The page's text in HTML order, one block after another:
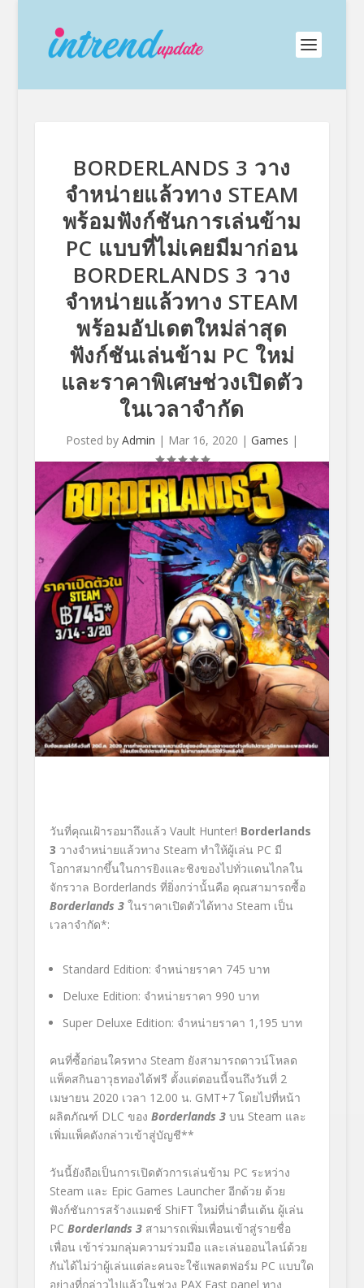
BORDERLANDS 3 วาง
จำหน่ายแล้วทาง STEAM
พร้อมฟังก์ชันการเล่นข้าม
PC แบบที่ไม่เคยมีมาก่อน
BORDERLANDS 3 วาง
จำหน่ายแล้วทาง STEAM
พร้อมอัปเดตใหม่ล่าสุด
ฟังก์ชันเล่นข้าม PC ใหม่
และราคาพิเศษช่วงเปิดตัว
ในเวลาจำกัด
Posted by Admin | Mar 16, 2020 | Games |
วันที่คุณเฝ้ารอมาถึงแล้ว Vault Hunter! Borderlands
3 วางจำหน่ายแล้วทาง Steam ทำให้ผู้เล่น PC มี
โอกาสมากขึ้นในการยิงและชิงของไปทั่วแดนไกลใน
จักรวาล Borderlands ที่ยิ่งกว่านั้นคือ คุณสามารถซื้อ
Borderlands 3ในราคาเปิดตัวได้ทาง Steam เป็น
เวลาจำกัด*:
Standard Edition: จำหน่ายราคา 745 บาท
Deluxe Edition: จำหน่ายราคา 990 บาท
Super Deluxe Edition: จำหน่ายราคา 1,195 บาท
คนที่ซื้อก่อนใครทาง Steam ยังสามารถดาวน์โหลด
แพ็คสกินอาวุธทองได้ฟรี ตั้งแต่ตอนนี้จนถึงวันที่ 2
เมษายน 2020 เวลา 12.00 น. GMT+7 โดยไปที่หน้า
ผลิตภัณฑ์ DLC ของ Borderlands 3 บน Steam และ
เพิ่มแพ็คดังกล่าวเข้าสู่บัญชี**
วันนี้ยังถือเป็นการเปิดตัวการเล่นข้าม PC ระหว่าง
Steam และ Epic Games Launcher อีกด้วย ด้วย
ฟังก์ชันการสร้างแมตช์ ShiFT ใหม่ที่น่าตื่นเต้น ผู้เล่น
PC Borderlands 3สามารถเพิ่มเพื่อนเข้าสู่รายชื่อ
เพื่อน เข้าร่วมกลุ่มความร่วมมือ และเล่นออนไลน์ด้วย
กันได้ไม่ว่าผู้เล่นแต่ละคนจะใช้แพลตฟอร์ม PC แบบใด
อย่างที่กล่าวไปแล้วในช่วง PAX East panel ทาง